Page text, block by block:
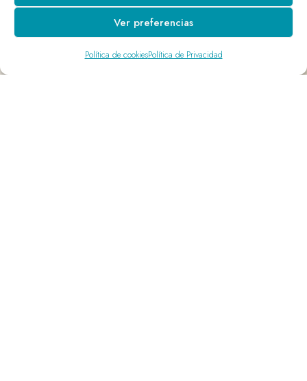
Ver preferencias
Política de cookiesPolítica de Privacidad